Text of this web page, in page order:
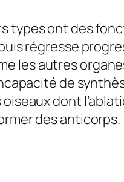
types ont des
régresse
les autres
de
dont
des anticorps.